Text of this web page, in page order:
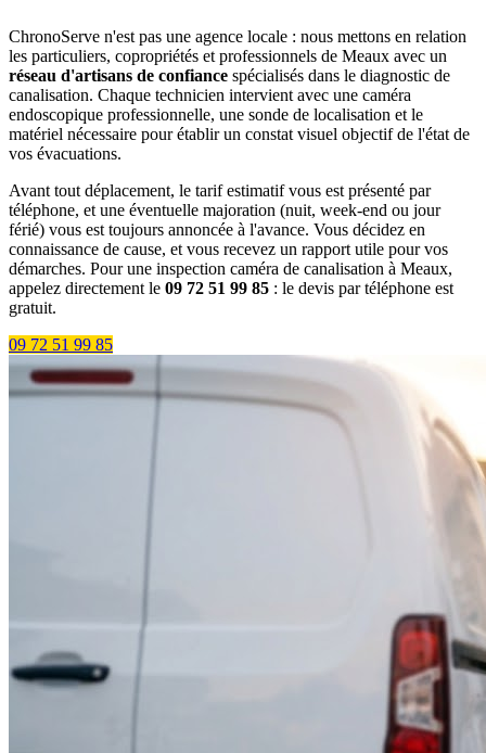
ChronoServe n'est pas une agence locale : nous mettons en relation
les particuliers, copropriétés et professionnels de Meaux avec un
réseau d'artisans de confiance spécialisés dans le diagnostic de
canalisation. Chaque technicien intervient avec une caméra
endoscopique professionnelle, une sonde de localisation et le
matériel nécessaire pour établir un constat visuel objectif de l'état de
vos évacuations.
Avant tout déplacement, le tarif estimatif vous est présenté par
téléphone, et une éventuelle majoration (nuit, week-end ou jour
férié) vous est toujours annoncée à l'avance. Vous décidez en
connaissance de cause, et vous recevez un rapport utile pour vos
démarches. Pour une inspection caméra de canalisation à Meaux,
appelez directement le 09 72 51 99 85 : le devis par téléphone est
gratuit.
09 72 51 99 85